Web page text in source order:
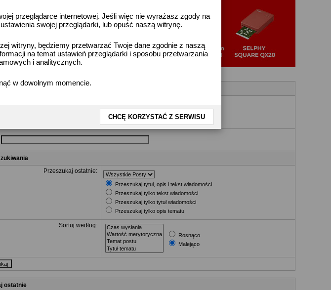
przeglądarce internetowej. Jeśli więc nie wyrażasz zgody na
swojej przeglądarki, lub opuść naszą witrynę.
witryny, będziemy przetwarzać Twoje dane zgodnie z naszą
na temat ustawień przeglądarki i sposobu przetwarzania
i analitycznych.
w dowolnym momencie.
CHCĘ KORZYSTAĆ Z SERWISU
Zapytanie
Przeszukaj ostatnie:
Przeszukaj tytuł, opis i tekst wiadomości
Przeszukaj tylko tekst wiadomości
Przeszukaj tylko tytuł wiadomości
Przeszukaj tylko opis tematu
Sortuj według:
Rosnąco
Malejąco
ostatnie